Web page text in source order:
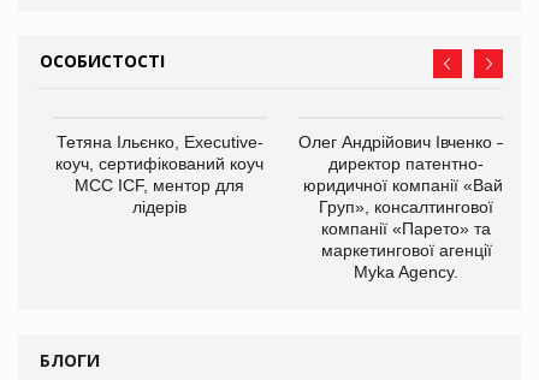
ОСОБИСТОСТІ
Тетяна Ільєнко, Executive-
коуч, сертифікований коуч
МСС ICF, ментор для
лідерів
Олег Андрійович Івченко —
директор патентно-
юридичної компанії «Вайз
Груп», консалтингової
компанії «Парето» та
маркетингової агенції
Myka Agency.
БЛОГИ